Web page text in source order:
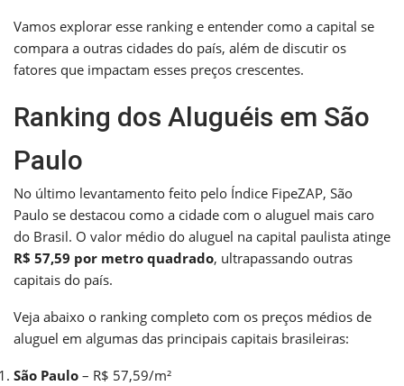
Vamos explorar esse ranking e entender como a capital se
compara a outras cidades do país, além de discutir os
fatores que impactam esses preços crescentes.
Ranking dos Aluguéis em São
Paulo
No último levantamento feito pelo Índice FipeZAP, São
Paulo se destacou como a cidade com o aluguel mais caro
do Brasil. O valor médio do aluguel na capital paulista atinge
R$ 57,59 por metro quadrado, ultrapassando outras
capitais do país.
Veja abaixo o ranking completo com os preços médios de
aluguel em algumas das principais capitais brasileiras:
São Paulo – R$ 57,59/m²